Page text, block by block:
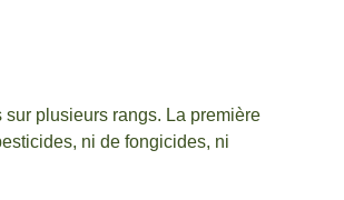
plusieurs rangs. La première
ni de fongicides, ni